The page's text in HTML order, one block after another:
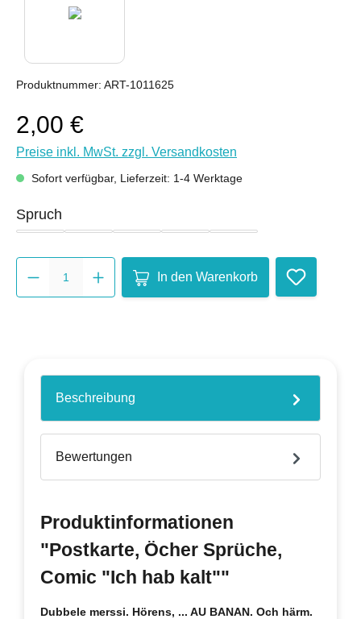
Produktnummer: ART-1011625
2,00 €
Preise inkl. MwSt. zzgl. Versandkosten
Sofort verfügbar, Lieferzeit: 1-4 Werktage
Spruch
Produkt Anzahl: Gib den
In den Warenkorb
Beschreibung
Bewertungen
Produktinformationen
"Postkarte, Öcher Sprüche,
Comic "Ich hab kalt""
Dubbele merssi. Hörens, ... AU BANAN. Och härm.